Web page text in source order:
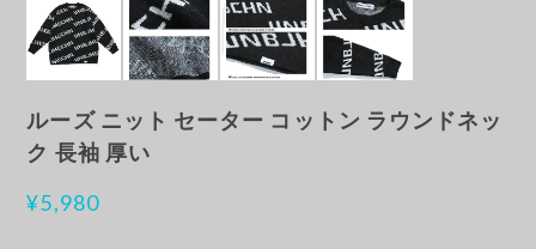
ルーズ ニット セーター コットン ラウンドネッ
ク 長袖 厚い
¥5,980